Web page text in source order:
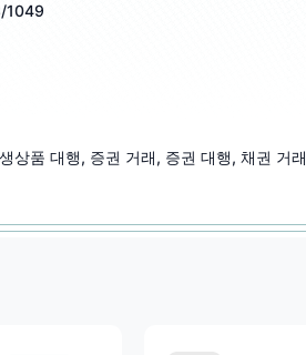
1049
상품 대행, 증권 거래, 증권 대행, 채권 거